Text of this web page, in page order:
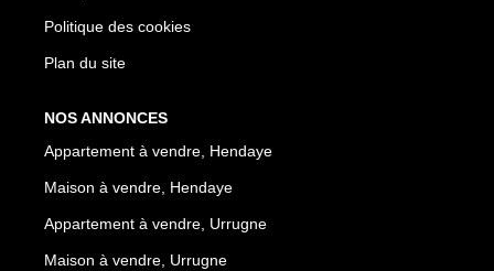
Politique des cookies
Plan du site
NOS ANNONCES
Appartement à vendre, Hendaye
Maison à vendre, Hendaye
Appartement à vendre, Urrugne
Maison à vendre, Urrugne